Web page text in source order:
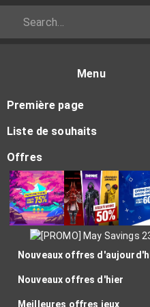
Menu
Première page
Liste de souhaits
Offres
Nouveaux offres
Nouveaux offres d'hier
Meilleures offres jeux